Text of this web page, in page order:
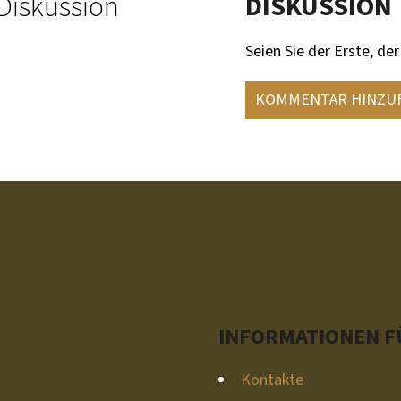
Seien Sie der Erste,
KOMMENTAR
INFORMATIONEN
Kontakte